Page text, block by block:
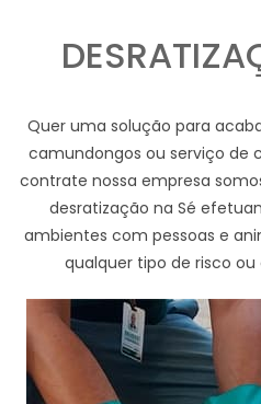
Quer uma solução para
camundongos ou serviço de
contrate nossa empresa
desratização na Sé
ambientes com pessoas e
qualquer tipo de risco ou